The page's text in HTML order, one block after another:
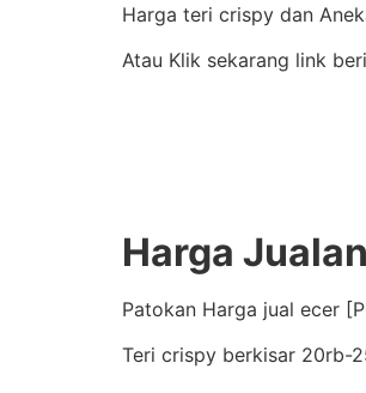
Harga teri crispy dan
Atau Klik sekarang link
Harga
Patokan Harga jual ecer
Teri crispy berkisar 20rb-